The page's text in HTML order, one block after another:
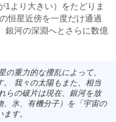
1より大きい）をたどりま
恒星近傍を一度だけ通過
銀河の深淵へとさらに数億
の重力的な攪乱によって、
。 我々の太陽もまた、相当
らの破片は現在、銀河を放
、氷、有機分子）を「宇宙の
す。